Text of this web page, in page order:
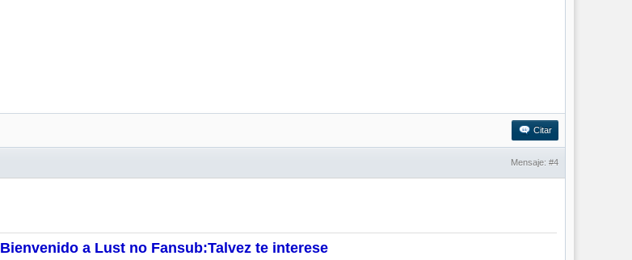
Citar
Mensaje: #4
Bienvenido a Lust no Fansub:Talvez te interese